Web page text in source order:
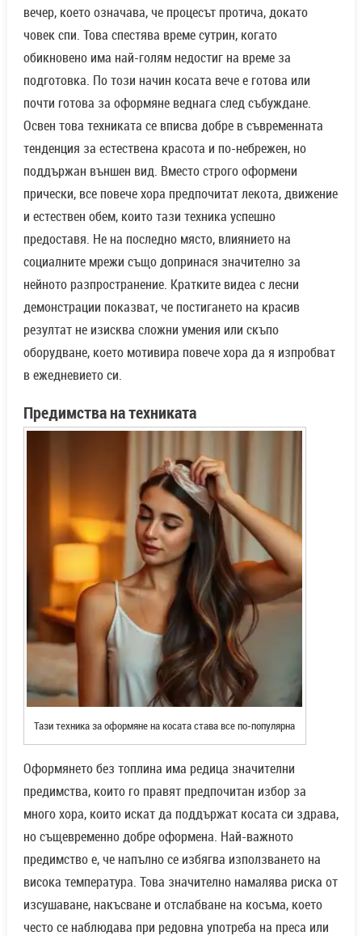
вечер, което означава, че процесът протича, докато
човек спи. Това спестява време сутрин, когато
обикновено има най-голям недостиг на време за
подготовка. По този начин косата вече е готова или
почти готова за оформяне веднага след събуждане.
Освен това техниката се вписва добре в съвременната
тенденция за естествена красота и по-небрежен, но
поддържан външен вид. Вместо строго оформени
прически, все повече хора предпочитат лекота, движение
и естествен обем, които тази техника успешно
предоставя. Не на последно място, влиянието на
социалните мрежи също допринася значително за
нейното разпространение. Кратките видеа с лесни
демонстрации показват, че постигането на красив
резултат не изисква сложни умения или скъпо
оборудване, което мотивира повече хора да я изпробват
в ежедневието си.
Предимства на техниката
Тази техника за оформяне на косата става все по-популярна
Оформянето без топлина има редица значителни
предимства, които го правят предпочитан избор за
много хора, които искат да поддържат косата си здрава,
но същевременно добре оформена. Най-важното
предимство е, че напълно се избягва използването на
висока температура. Това значително намалява риска от
изсушаване, накъсване и отслабване на косъма, което
често се наблюдава при редовна употреба на преса или